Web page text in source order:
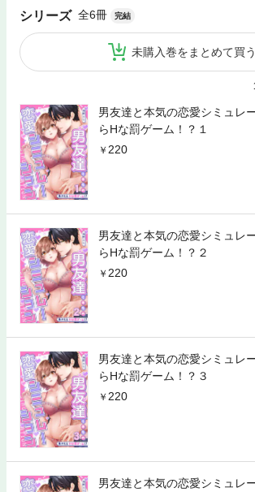
シリーズ 全6冊 完結
未購入巻をまとめて買う
男友達と本気の恋愛シミュレ
らHな罰ゲーム！？１
220
男友達と本気の恋愛シミュレ
らHな罰ゲーム！？２
220
男友達と本気の恋愛シミュレ
らHな罰ゲーム！？３
220
男友達と本気の恋愛シミュレ